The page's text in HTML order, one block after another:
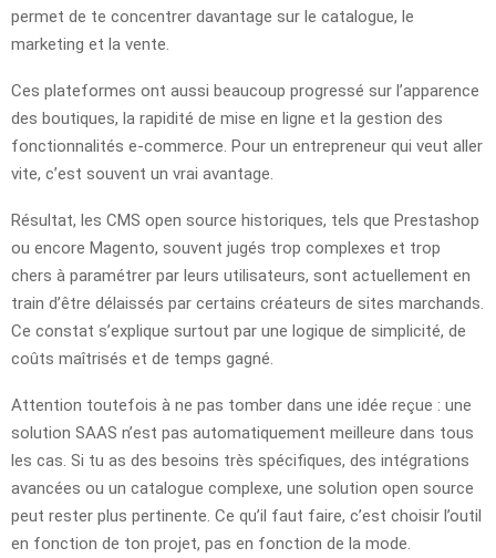
permet de te concentrer davantage sur le catalogue, le
marketing et la vente.
Ces plateformes ont aussi beaucoup progressé sur l’apparence
des boutiques, la rapidité de mise en ligne et la gestion des
fonctionnalités e-commerce. Pour un entrepreneur qui veut aller
vite, c’est souvent un vrai avantage.
Résultat, les CMS open source historiques, tels que Prestashop
ou encore Magento, souvent jugés trop complexes et trop
chers à paramétrer par leurs utilisateurs, sont actuellement en
train d’être délaissés par certains créateurs de sites marchands.
Ce constat s’explique surtout par une logique de simplicité, de
coûts maîtrisés et de temps gagné.
Attention toutefois à ne pas tomber dans une idée reçue : une
solution SAAS n’est pas automatiquement meilleure dans tous
les cas. Si tu as des besoins très spécifiques, des intégrations
avancées ou un catalogue complexe, une solution open source
peut rester plus pertinente. Ce qu’il faut faire, c’est choisir l’outil
en fonction de ton projet, pas en fonction de la mode.